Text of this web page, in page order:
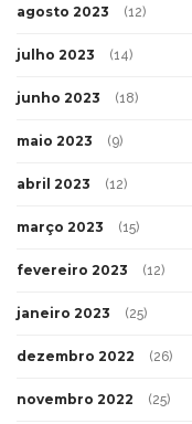
agosto 2023 (12)
julho 2023 (14)
junho 2023 (18)
maio 2023 (9)
abril 2023 (12)
março 2023 (15)
fevereiro 2023 (12)
janeiro 2023 (25)
dezembro 2022 (26)
novembro 2022 (25)